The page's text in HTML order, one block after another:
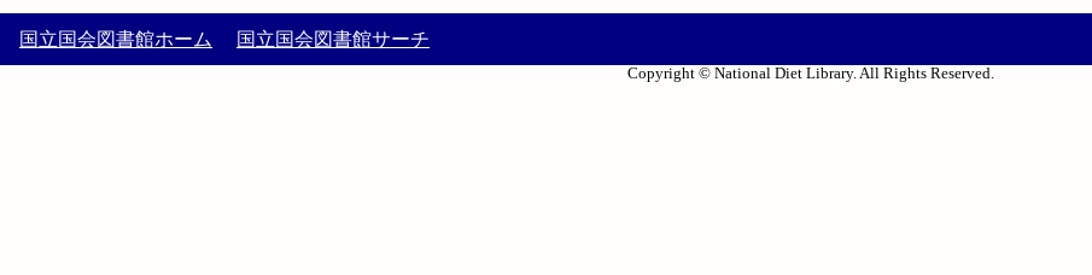
国立国会図書館ホーム 国立国会図書館サーチ
Copyright © National Diet Library. All Rights Reserved.